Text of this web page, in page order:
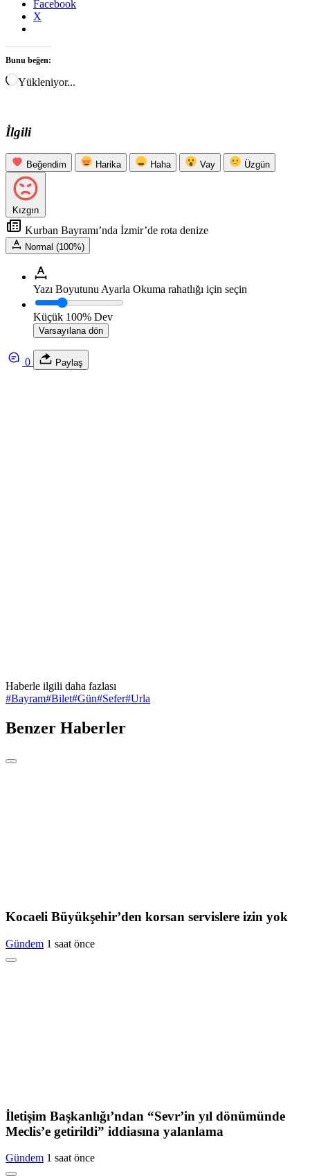
Facebook
X
Bunu beğen:
Yükleniyor...
İlgili
Beğendim Harika Haha Vay Üzgün
Kızgın
Kurban Bayramı’nda İzmir’de rota denize
Normal (100%)
Yazı Boyutunu Ayarla Okuma rahatlığı için seçin
Küçük 100% Dev
Varsayılana dön
0 Paylaş
Haberle ilgili daha fazlası
#Bayram#Bilet#Gün#Sefer#Urla
Benzer Haberler
Kocaeli Büyükşehir’den korsan servislere izin yok
Gündem 1 saat önce
İletişim Başkanlığı’ndan “Sevr’in yıl dönümünde
Meclis’e getirildi” iddiasına yalanlama
Gündem 1 saat önce